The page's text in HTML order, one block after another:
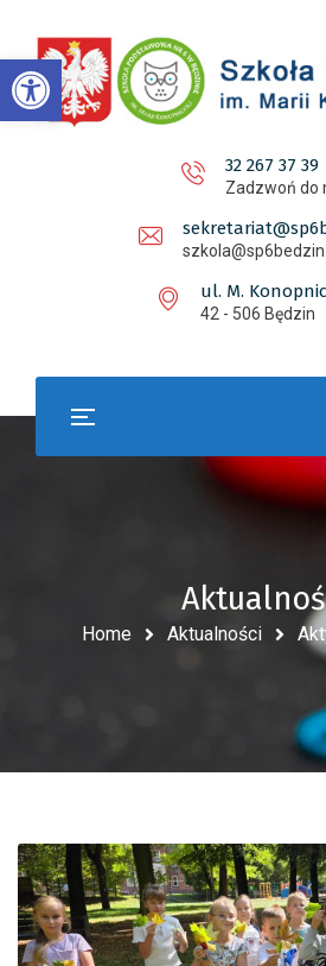
Otwórz pasek
32 267 37 39
Zadzwoń do
ul. M.
42 - 506 Będzin
Home Aktualności